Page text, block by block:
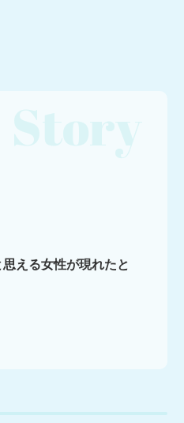
Story
える女性が現れたと